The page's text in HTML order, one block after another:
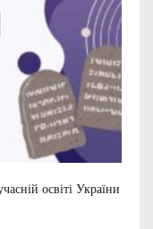
освіті України